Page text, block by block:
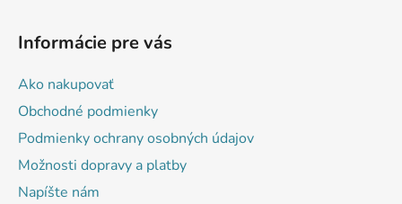
Informácie pre vás
Ako nakupovať
Obchodné podmienky
Podmienky ochrany osobných údajov
Možnosti dopravy a platby
Napíšte nám